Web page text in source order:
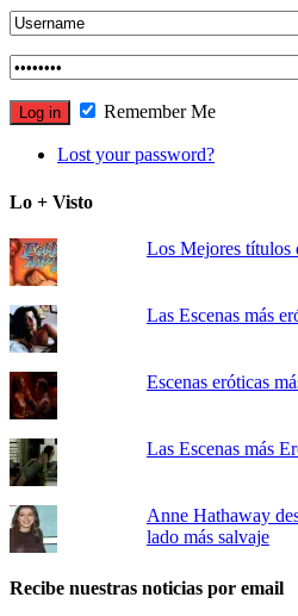
Remember Me
Lost your password?
Lo + Visto
Los Mejores títulos
Las Escenas más
Escenas eróticas
Las Escenas más
Anne Hathaway
lado más salvaje
Recibe nuestras noticias por email